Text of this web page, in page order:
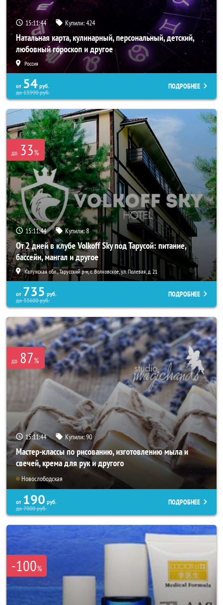
15:11:40 Купили:424
Натальная карта, кулинарный, персональный, детский,
любовный гороскоп и другое
Россия
от 54 руб.
до13990руб.
ПОДРОБНЕЕ
до 33%
15:11:40 Купили:8
От 2 дней в клубе Volkoff Sky под Тарусой: питание,
бассейн, мангал и другое
Калужская обл., Тарусский р-н, с. Волковское, ул. Полевая, д. 21
от 735 руб.
до33600руб.
ПОДРОБНЕЕ
до 87%
15:11:40 Купили:90
Мастер-классы по рисованию, изготовлению мыла и
свечей, крема для рук и другого
Новослободская
от 190 руб.
до7000руб.
ПОДРОБНЕЕ
-100%